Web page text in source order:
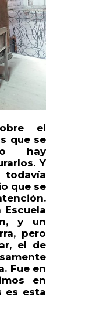
el
que se
hay
Y
todavía
que se
y un
pero
el de
Fue en
en
es esta